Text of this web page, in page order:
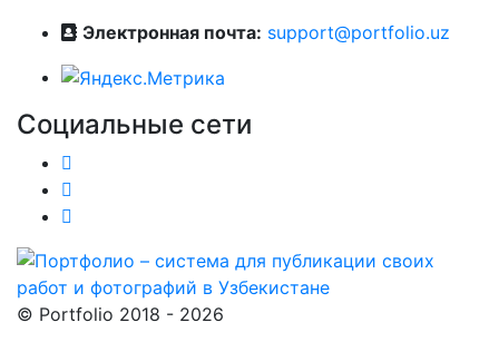
Электронная почта: support@portfolio.uz
Социальные сети
© Portfolio 2018 - 2026